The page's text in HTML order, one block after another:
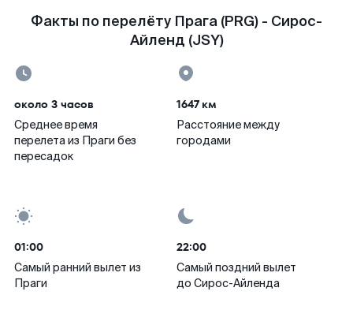
Факты по перелёту Прага (PRG) - Сирос-
Айленд (JSY)
около 3 часов
Среднее время
перелета из Праги без
пересадок
1647 км
Расстояние между
городами
01:00
Самый ранний вылет из
Праги
22:00
Самый поздний вылет
до Сирос-Айленда